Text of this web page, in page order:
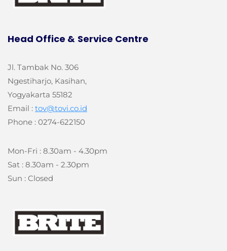
Head Office & Service Centre
Jl. Tambak No. 306
Ngestiharjo, Kasihan,
Yogyakarta 55182
Email : tov@tovi.co.id
Phone : 0274-622150
Mon-Fri : 8.30am - 4.30pm
Sat : 8.30am - 2.30pm
Sun : Closed